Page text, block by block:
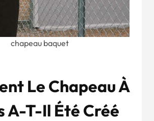
chapeau baquet
Le Chapeau À
A-T-Il Été Créé